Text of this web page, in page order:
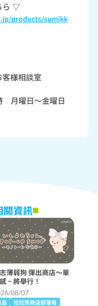
ら ▽
products/sumikk
様相談室
月曜日～金曜日
關資訊
薄弱狗 彈出商店〜單
~ 將舉行！
08/07
品 拉拉熊商店部落格